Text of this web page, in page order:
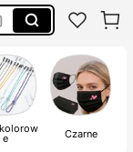
e Czarne